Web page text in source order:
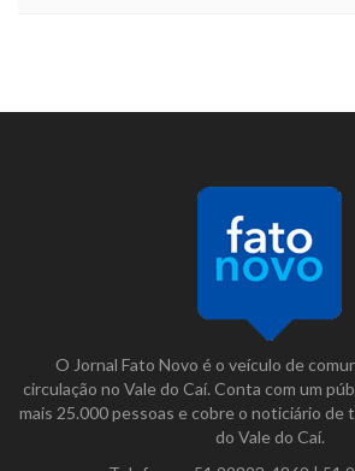
O Jornal Fato Novo é o veículo de
circulação no Vale do Caí. Conta com um
mais 25.000 pessoas e cobre o noticiário de
do Vale do Caí.